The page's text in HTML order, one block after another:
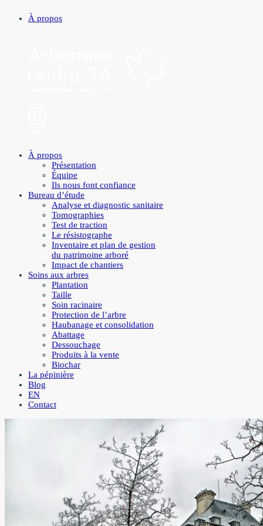
À propos
À propos
Présentation
Équipe
Ils nous font confiance
Bureau d’étude
Analyse et diagnostic sanitaire
Tomographies
Test de traction
Le résistographe
Inventaire et plan de gestion
du patrimoine arboré
Impact de chantiers
Soins aux arbres
Plantation
Taille
Soin racinaire
Protection de l’arbre
Haubanage et consolidation
Abattage
Dessouchage
Produits à la vente
Biochar
La pépinière
Blog
EN
Contact